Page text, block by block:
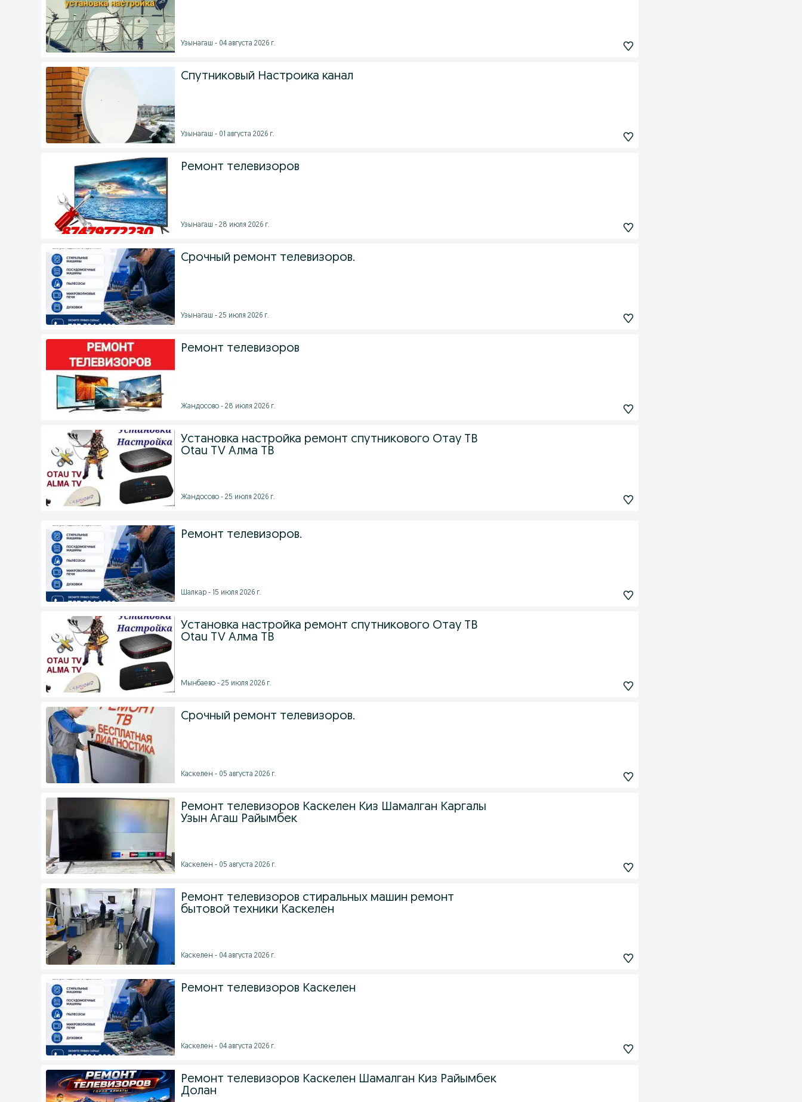
Узынагаш - 04 августа 2026 г.
Спутниковый Настроика канал
Узынагаш - 01 августа 2026 г.
Ремонт телевизоров
Узынагаш - 28 июля 2026 г.
Срочный ремонт телевизоров.
Узынагаш - 25 июля 2026 г.
Ремонт телевизоров
Жандосово - 28 июля 2026 г.
Установка настройка ремонт спутникового Отау ТВ
Otau TV Алма ТВ
Жандосово - 25 июля 2026 г.
Ремонт телевизоров.
Шалкар - 15 июля 2026 г.
Установка настройка ремонт спутникового Отау ТВ
Otau TV Алма ТВ
Мынбаево - 25 июля 2026 г.
Срочный ремонт телевизоров.
Каскелен - 05 августа 2026 г.
Ремонт телевизоров Каскелен Киз Шамалган Каргалы
Узын Агаш Райымбек
Каскелен - 05 августа 2026 г.
Ремонт телевизоров стиральных машин ремонт
бытовой техники Каскелен
Каскелен - 04 августа 2026 г.
Ремонт телевизоров Каскелен
Каскелен - 04 августа 2026 г.
Ремонт телевизоров Каскелен Шамалган Киз Райымбек
Долан